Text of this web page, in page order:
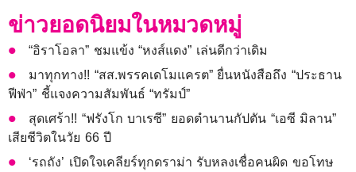
ข่าวยอดนิยมในหมวดหมู่
“อิราโอลา” ชมแข้ง “หงส์แดง” เล่นดีกว่าเดิม
มาทุกทาง!! “สส.พรรคเดโมแครต” ยื่นหนังสือถึง “ประธาน
ฟีฟ่า” ชี้แจงความสัมพันธ์ “ทรัมป์”
สุดเศร้า!! “ฟรังโก บาเรซี” ยอดตำนานกัปตัน “เอซี มิลาน”
เสียชีวิตในวัย 66 ปี
‘รถถัง’ เปิดใจเคลียร์ทุกดราม่า รับหลงเชื่อคนผิด ขอโทษ